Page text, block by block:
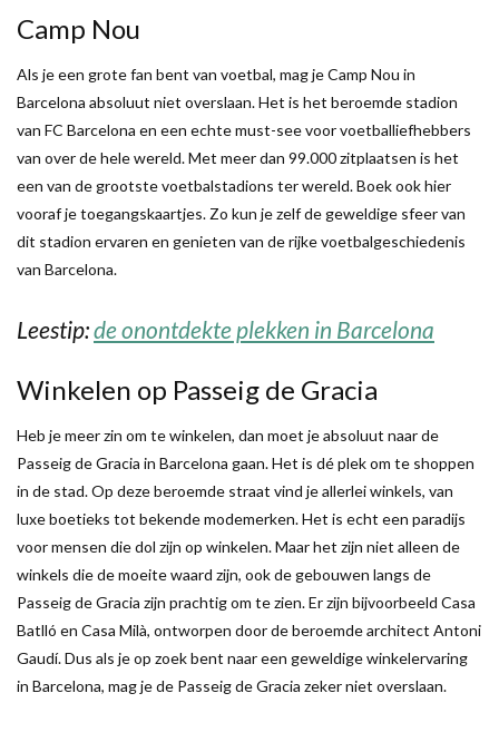
Camp Nou
Als je een grote fan bent van voetbal, mag je Camp Nou in
Barcelona absoluut niet overslaan. Het is het beroemde stadion
van FC Barcelona en een echte must-see voor voetballiefhebbers
van over de hele wereld. Met meer dan 99.000 zitplaatsen is het
een van de grootste voetbalstadions ter wereld. Boek ook hier
vooraf je toegangskaartjes. Zo kun je zelf de geweldige sfeer van
dit stadion ervaren en genieten van de rijke voetbalgeschiedenis
van Barcelona.
Leestip:deonontdekte plekken in Barcelona
Winkelen op Passeig de Gracia
Heb je meer zin om te winkelen, dan moet je absoluut naar de
Passeig de Gracia in Barcelona gaan. Het is dé plek om te shoppen
in de stad. Op deze beroemde straat vind je allerlei winkels, van
luxe boetieks tot bekende modemerken. Het is echt een paradijs
voor mensen die dol zijn op winkelen. Maar het zijn niet alleen de
winkels die de moeite waard zijn, ook de gebouwen langs de
Passeig de Gracia zijn prachtig om te zien. Er zijn bijvoorbeeld Casa
Batlló en Casa Milà, ontworpen door de beroemde architect Antoni
Gaudí. Dus als je op zoek bent naar een geweldige winkelervaring
in Barcelona, mag je de Passeig de Gracia zeker niet overslaan.